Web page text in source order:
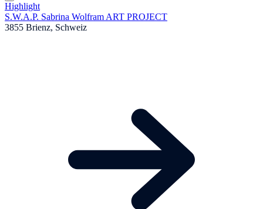
Highlight
S.W.A.P. Sabrina Wolfram ART PROJECT
3855 Brienz, Schweiz